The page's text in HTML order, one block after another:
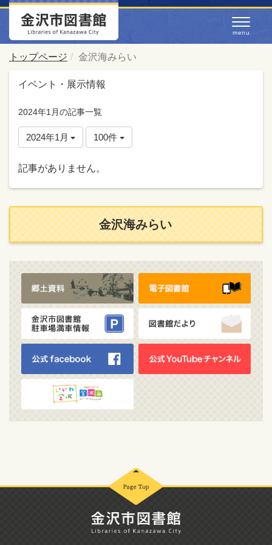
トップページ 金沢海みらい
イベント・展示情報
2024年1月の記事一覧
2024年1月 100件
記事がありません。
金沢海みらい